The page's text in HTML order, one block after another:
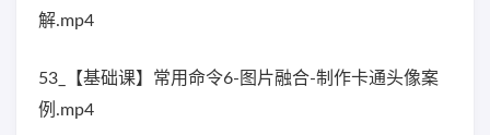
解.mp4
53_【基础课】常用命令6-图片融合-制作卡通头像案
例.mp4